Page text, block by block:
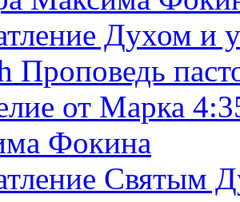
Духом и
Проповедь
от Марка
Фокина
Святым